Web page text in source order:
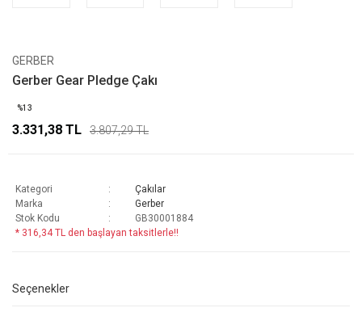
GERBER
Gerber Gear Pledge Çakı
%13
3.331,38 TL 3.807,29 TL
Kategori
Çakılar
Marka
Gerber
Stok Kodu
GB30001884
* 316,34 TL den başlayan taksitlerle!!
Seçenekler